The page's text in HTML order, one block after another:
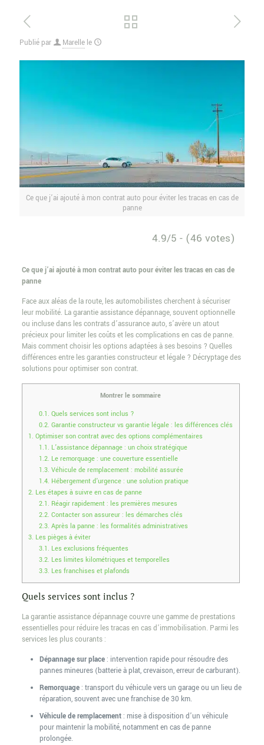
Publié par Marelle le
Ce que j’ai ajouté à mon contrat auto pour éviter les tracas en cas de
panne
4.9/5 - (46 votes)
Ce que j’ai ajouté à mon contrat auto pour éviter les tracas en cas de
panne
Face aux aléas de la route, les automobilistes cherchent à sécuriser
leur mobilité. La garantie assistance dépannage, souvent optionnelle
ou incluse dans les contrats d’assurance auto, s’avère un atout
précieux pour limiter les coûts et les complications en cas de panne.
Mais comment choisir les options adaptées à ses besoins ? Quelles
différences entre les garanties constructeur et légale ? Décryptage des
solutions pour optimiser son contrat.
Montrer le sommaire
0.1. Quels services sont inclus ?
0.2. Garantie constructeur vs garantie légale : les différences clés
1. Optimiser son contrat avec des options complémentaires
1.1. L’assistance dépannage : un choix stratégique
1.2. Le remorquage : une couverture essentielle
1.3. Véhicule de remplacement : mobilité assurée
1.4. Hébergement d’urgence : une solution pratique
2. Les étapes à suivre en cas de panne
2.1. Réagir rapidement : les premières mesures
2.2. Contacter son assureur : les démarches clés
2.3. Après la panne : les formalités administratives
3. Les pièges à éviter
3.1. Les exclusions fréquentes
3.2. Les limites kilométriques et temporelles
3.3. Les franchises et plafonds
Quels services sont inclus ?
La garantie assistance dépannage couvre une gamme de prestations
essentielles pour réduire les tracas en cas d’immobilisation. Parmi les
services les plus courants :
Dépannage sur place: intervention rapide pour résoudre des
pannes mineures (batterie à plat, crevaison, erreur de carburant).
Remorquage: transport du véhicule vers un garage ou un lieu de
réparation, souvent avec une franchise de 30 km.
Véhicule de remplacement: mise à disposition d’un véhicule
pour maintenir la mobilité, notamment en cas de panne
prolongée.